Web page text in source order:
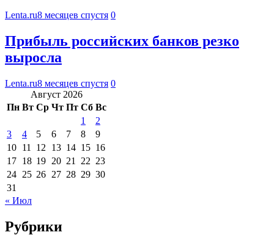
Lenta.ru8 месяцев спустя 0
Прибыль российских банков резко
выросла
Lenta.ru8 месяцев спустя 0
Август 2026
Пн Вт Ср Чт Пт Сб Вс
1
2
3
4 5 6 7 8
9
10 11 12 13 14 15 16
17 18 19 20 21 22 23
24 25 26 27 28 29 30
31
« Июл
Рубрики